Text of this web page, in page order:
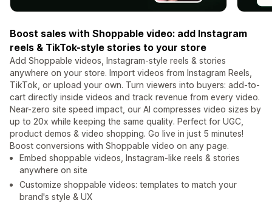
Boost sales with Shoppable video: add Instagram
reels & TikTok-style stories to your store
Add Shoppable videos, Instagram-style reels & stories
anywhere on your store. Import videos from Instagram Reels,
TikTok, or upload your own. Turn viewers into buyers: add-to-
cart directly inside videos and track revenue from every video.
Near-zero site speed impact, our AI compresses video sizes by
up to 20x while keeping the same quality. Perfect for UGC,
product demos & video shopping. Go live in just 5 minutes!
Boost conversions with Shoppable video on any page.
Embed shoppable videos, Instagram-like reels & stories
anywhere on site
Customize shoppable videos: templates to match your
brand's style & UX